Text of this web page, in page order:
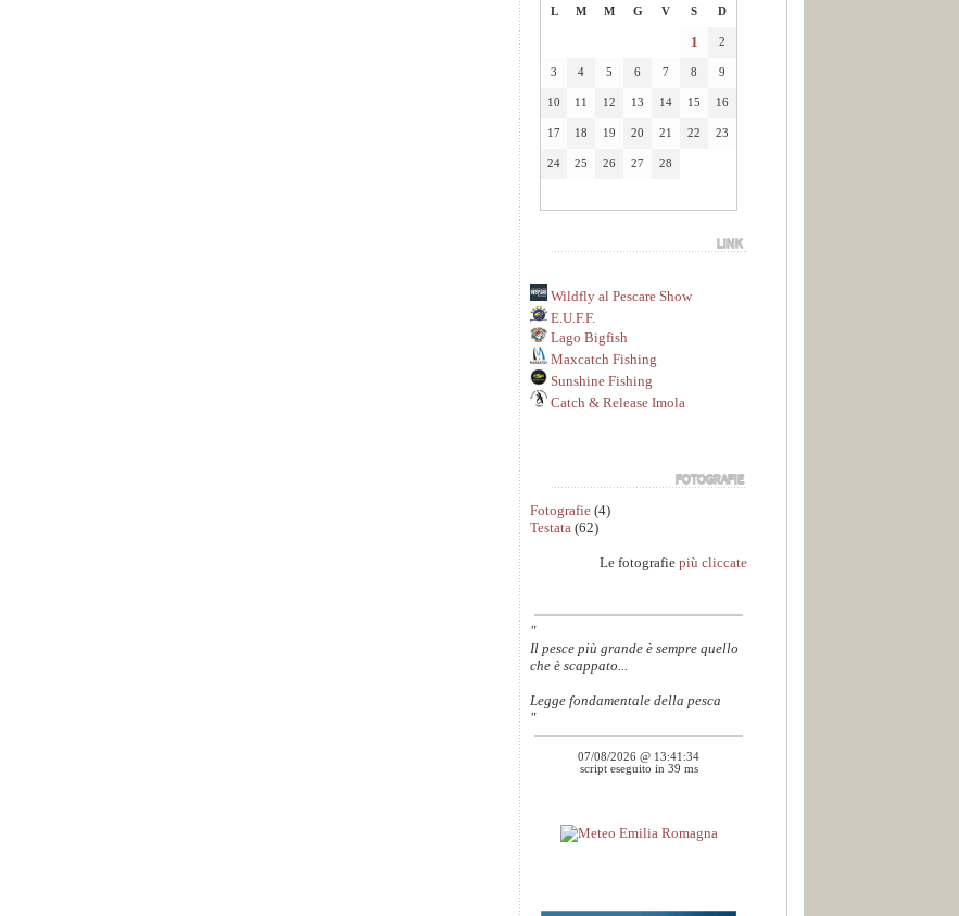
L M M G V S D
1 2
3 4 5 6 7 8 9
10 11 12 13 14 15 16
17 18 19 20 21 22 23
24 25 26 27 28
Wildfly al Pescare Show
E.U.F.F.
Lago Bigfish
Maxcatch Fishing
Sunshine Fishing
Catch & Release Imola
Fotografie (4)
Testata (62)
Le fotografie più cliccate
"
Il pesce più grande è sempre quello
che è scappato...
Legge fondamentale della pesca
"
07/08/2026 @ 13:41:34
script eseguito in 39 ms